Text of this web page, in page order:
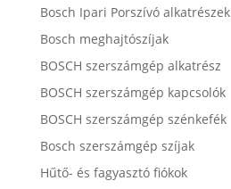
Bosch Ipari Porszívó alkatrészek
Bosch meghajtószíjak
BOSCH szerszámgép alkatrész
BOSCH szerszámgép kapcsolók
BOSCH szerszámgép szénkefék
Bosch szerszámgép szíjak
Hűtő- és fagyasztó fiókok